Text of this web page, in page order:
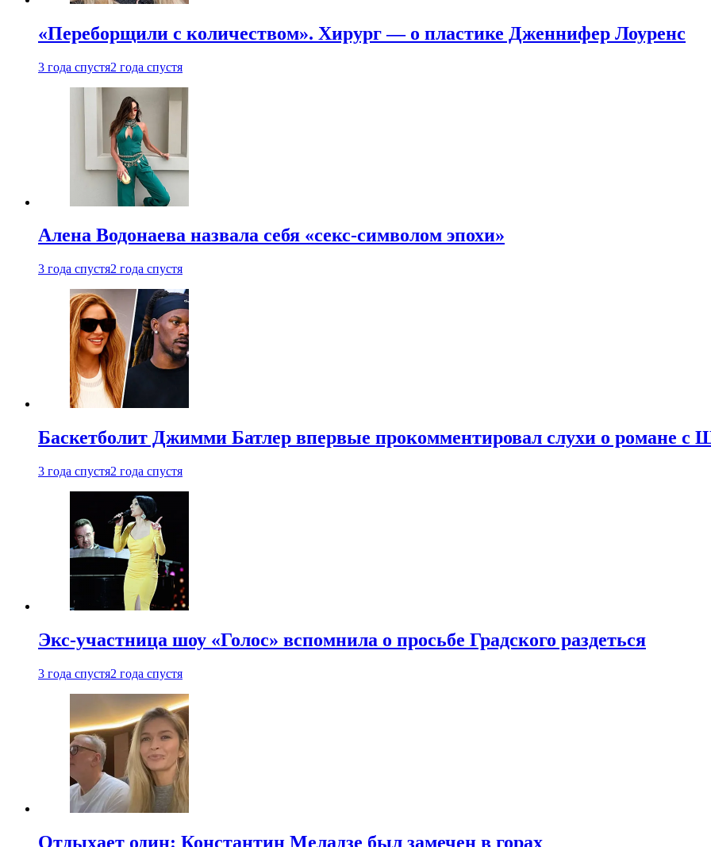
«Переборщили с количеством». Хирург — о пластике Дженнифер Лоуренс
3 года спустя2 года спустя
Алена Водонаева назвала себя «секс-символом эпохи»
3 года спустя2 года спустя
Баскетболит Джимми Батлер впервые прокомментировал слухи о романе с
3 года спустя2 года спустя
Экс-участница шоу «Голос» вспомнила о просьбе Градского раздеться
3 года спустя2 года спустя
Отдыхает один: Константин Меладзе был замечен в горах